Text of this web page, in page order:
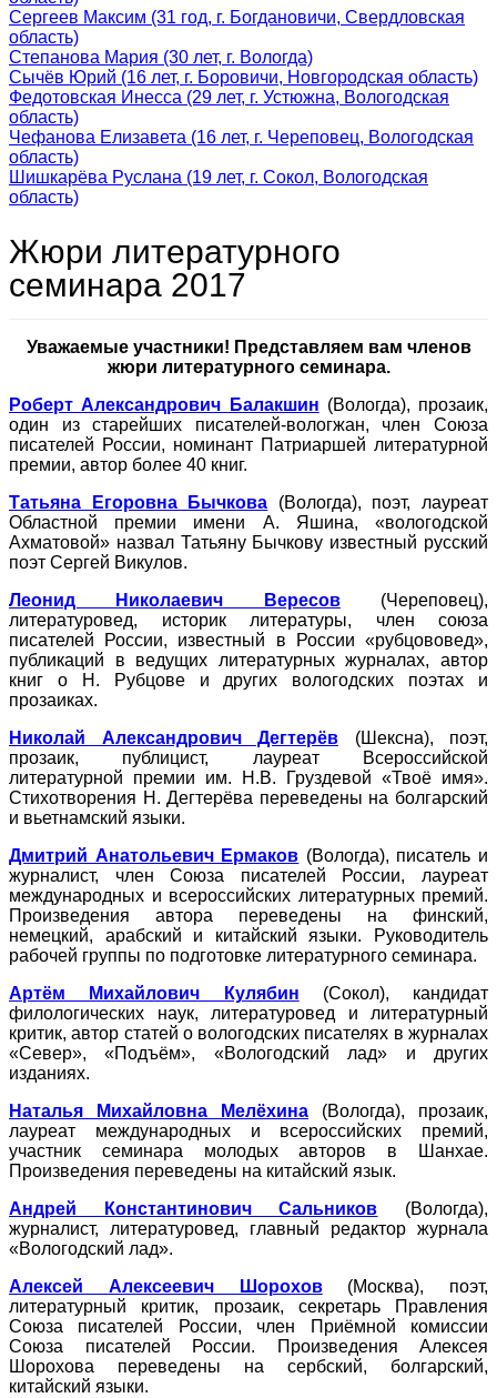
Сергеев Максим (31 год, г. Богдановичи, Свердловская
область)
Степанова Мария (30 лет, г. Вологда)
Сычёв Юрий (16 лет, г. Боровичи, Новгородская область)
Федотовская Инесса (29 лет, г. Устюжна, Вологодская
область)
Чефанова Елизавета (16 лет, г. Череповец, Вологодская
область)
Шишкарёва Руслана (19 лет, г. Сокол, Вологодская
область)
Жюри литературного
семинара 2017
Уважаемые участники! Представляем вам членов
жюри литературного семинара.
Роберт Александрович Балакшин (Вологда), прозаик,
один из старейших писателей-вологжан, член Союза
писателей России, номинант Патриаршей литературной
премии, автор более 40 книг.
Татьяна Егоровна Бычкова (Вологда), поэт, лауреат
Областной премии имени А. Яшина, «вологодской
Ахматовой» назвал Татьяну Бычкову известный русский
поэт Сергей Викулов.
Леонид Николаевич Вересов(Череповец),
литературовед, историк литературы, член союза
писателей России, известный в России «рубцововед»,
публикаций в ведущих литературных журналах, автор
книг о Н. Рубцове и других вологодских поэтах и
прозаиках.
Николай Александрович Дегтерёв (Шексна), поэт,
прозаик, публицист, лауреат Всероссийской
литературной премии им. Н.В. Груздевой «Твоё имя».
Стихотворения Н. Дегтерёва переведены на болгарский
и вьетнамский языки.
Дмитрий Анатольевич Ермаков (Вологда), писатель и
журналист, член Союза писателей России, лауреат
международных и всероссийских литературных премий.
Произведения автора переведены на финский,
немецкий, арабский и китайский языки. Руководитель
рабочей группы по подготовке литературного семинара.
Артём Михайлович Кулябин (Сокол), кандидат
филологических наук, литературовед и литературный
критик, автор статей о вологодских писателях в журналах
«Север», «Подъём», «Вологодский лад» и других
изданиях.
Наталья Михайловна Мелёхина (Вологда), прозаик,
лауреат международных и всероссийских премий,
участник семинара молодых авторов в Шанхае.
Произведения переведены на китайский язык.
Андрей Константинович Сальников (Вологда),
журналист, литературовед, главный редактор журнала
«Вологодский лад».
Алексей Алексеевич Шорохов(Москва), поэт,
литературный критик, прозаик, секретарь Правления
Союза писателей России, член Приёмной комиссии
Союза писателей России. Произведения Алексея
Шорохова переведены на сербский, болгарский,
китайский языки.